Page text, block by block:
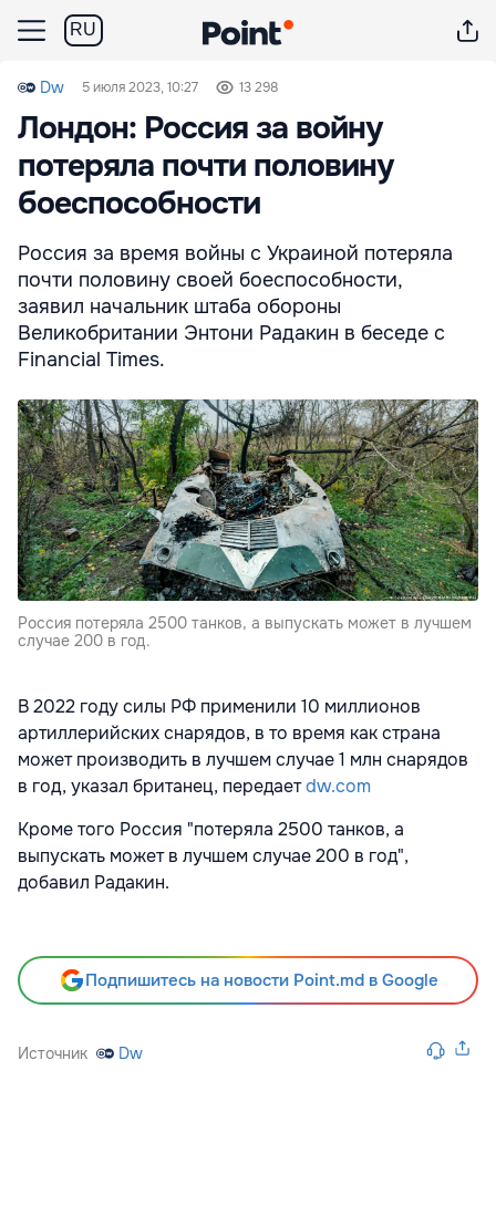
RU
Dw 5 июля 2023, 10:27 13 298
Лондон: Россия за войну
потеряла почти половину
боеспособности
Россия за время войны с Украиной потеряла
почти половину своей боеспособности,
заявил начальник штаба обороны
Великобритании Энтони Радакин в беседе с
Financial Times.
Россия потеряла 2500 танков, а выпускать может в лучшем
случае 200 в год.
В 2022 году силы РФ применили 10 миллионов
артиллерийских снарядов, в то время как страна
может производить в лучшем случае 1 млн снарядов
в год, указал британец, передаетdw.com
Кроме того Россия "потеряла 2500 танков, а
выпускать может в лучшем случае 200 в год",
добавил Радакин.
Подпишитесь на новости Point.md в Google
Источник Dw